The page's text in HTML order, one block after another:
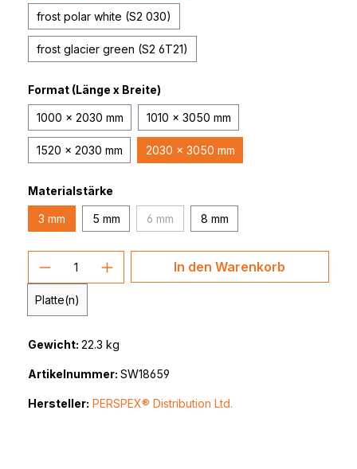
frost polar white (S2 030)
frost glacier green (S2 6T21)
Format (Länge x Breite)
1000 x 2030 mm 1010 x 3050 mm
1520 x 2030 mm 2030 x 3050 mm
Materialstärke
3 mm 5 mm 6 mm(Diese Option ist zurzeit nicht verfügbar.)
8 mm
Produkt Anzahl: Gib den
Platte(n)
In den Warenkorb
Gewicht: 22.3 kg
Artikelnummer: SW18659
Hersteller: PERSPEX® Distribution Ltd.